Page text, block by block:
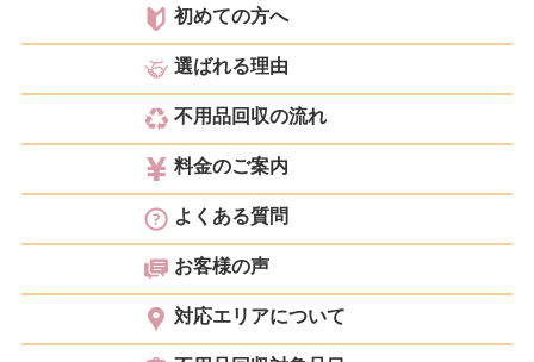
初めての方へ
選ばれる理由
不用品回収の流れ
料金のご案内
よくある質問
お客様の声
対応エリアについて